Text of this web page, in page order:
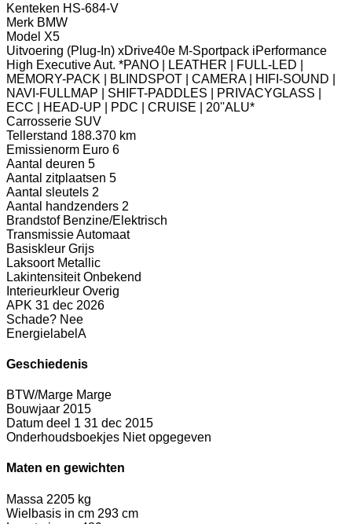
Kenteken HS-684-V
Merk BMW
Model X5
Uitvoering (Plug-In) xDrive40e M-Sportpack iPerformance
High Executive Aut. *PANO | LEATHER | FULL-LED |
MEMORY-PACK | BLINDSPOT | CAMERA | HIFI-SOUND |
NAVI-FULLMAP | SHIFT-PADDLES | PRIVACYGLASS |
ECC | HEAD-UP | PDC | CRUISE | 20''ALU*
Carrosserie SUV
Tellerstand 188.370 km
Emissienorm Euro 6
Aantal deuren 5
Aantal zitplaatsen 5
Aantal sleutels 2
Aantal handzenders 2
Brandstof Benzine/Elektrisch
TransmissieAutomaat
Basiskleur Grijs
Laksoort Metallic
Lakintensiteit Onbekend
Interieurkleur Overig
APK 31 dec 2026
Schade? Nee
Energielabel A
Geschiedenis
BTW/Marge Marge
Bouwjaar 2015
Datum deel 1 31 dec 2015
Onderhoudsboekjes Niet opgegeven
Maten en gewichten
Massa 2205 kg
Wielbasis in cm 293 cm